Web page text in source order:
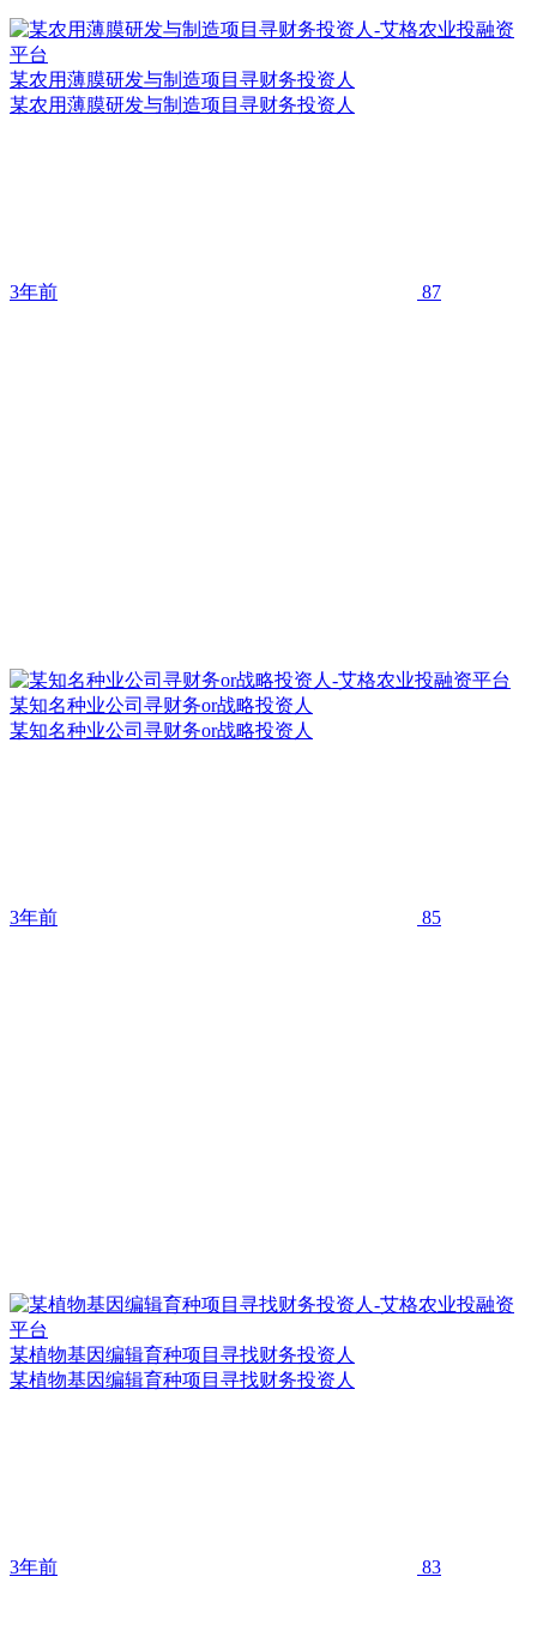
某农用薄膜研发与制造项目寻财务投资人
某农用薄膜研发与制造项目寻财务投资人
3年前 87
某知名种业公司寻财务or战略投资人
某知名种业公司寻财务or战略投资人
3年前 85
某植物基因编辑育种项目寻找财务投资人
某植物基因编辑育种项目寻找财务投资人
3年前 83